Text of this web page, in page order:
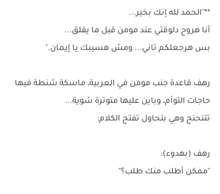
**"الحمد لله إنك بخير...
أنا هروح دلوقتي عند مومن قبل ما يقلق...
بس هرجعلكم تاني... ومش هسيبك يا إيمان."
رهف قاعدة جنب مومن في العربية، ماسكة شنطة فيها
حاجات التوأم، وباين عليها متوترة شوية...
تتنحنح وهي بتحاول تفتح الكلام:
رهف (بهدوء):
"ممكن أطلب منك طلب؟"